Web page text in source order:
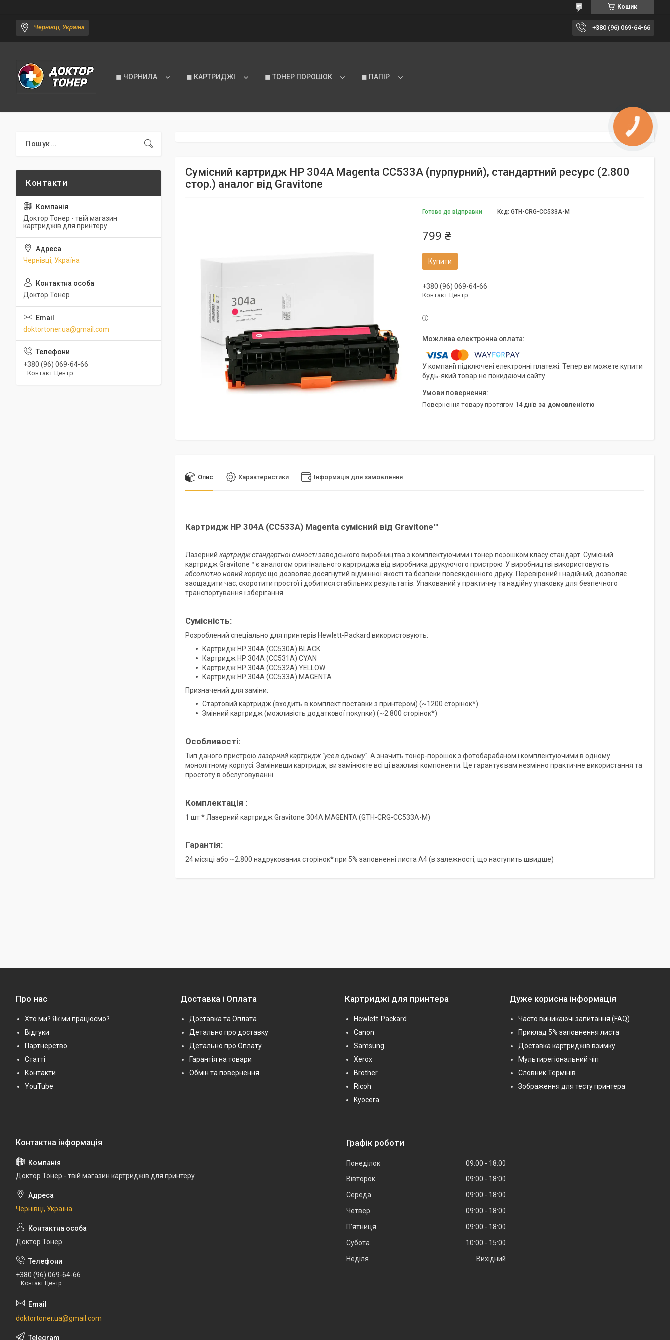
Кошик
Чернівці, Україна +380 (96) 069-64-66
◼ ЧОРНИЛА ◼ КАРТРИДЖІ ◼ ТОНЕР ПОРОШОК ◼ ПАПІР
Сумісний картридж HP 304A Magenta CC533A (пурпурний), стандартний ресурс (2.800
стор.) аналог від Gravitone
Готово до відправки Код: GTH-CRG-CC533A-M
799 ₴
Купити
+380 (96) 069-64-66
Контакт Центр
У компанії підключені електронні платежі. Тепер ви можете купити
будь-який товар не покидаючи сайту.
повернення товару протягом 14 днів за домовленістю
Опис Характеристики Інформація для замовлення
Картридж HP 304A (CC533A) Magenta сумісний від Gravitone™
Лазерний картридж стандартної ємностізаводського виробництва з комплектуючими і тонер порошком класу стандарт. Сумісний
картридж Gravitone™ є аналогом оригінального картриджа від виробника друкуючого пристрою. У виробництві використовують
абсолютно новий корпусщо дозволяє досягнутий відмінної якості та безпеки повсякденного друку. Перевірений і надійний, дозволяє
заощадити час, скоротити простої і добитися стабільних результатів. Упакований у практичну та надійну упаковку для безпечного
транспортування і зберігання.
Сумісність:
Розроблений спеціально для принтерів Hewlett-Packard використовують:
Картридж HP 304A (СС530А) BLACK
Картридж HP 304A (CC531A) СYAN
Картридж HP 304A (CC532A) YELLOW
Картридж HP 304A (CC533A) MAGENTA
Призначений для заміни:
Стартовий картридж (входить в комплект поставки з принтером) (~1200 сторінок*)
Змінний картридж (можливість додаткової покупки) (~2.800 сторінок*)
Особливості:
Тип даного пристрою лазерний картридж "усе в одному". А значить тонер-порошок з фотобарабаном і комплектуючими в одному
монолітному корпусі. Замінивши картридж, ви замінюєте всі ці важливі компоненти. Це гарантує вам незмінно практичне використання та
простоту в обслуговуванні.
Комплектація :
1 шт * Лазерний картридж Gravitone 304A MAGENTA (GTH-CRG-CC533A-M)
Гарантія:
24 місяці або ~2.800 надрукованих сторінок* при 5% заповненні листа А4 (в залежності, що наступить швидше)
Доктор Тонер - твій магазин
картриджів для принтеру
Чернівці, Україна
Доктор Тонер
doktortoner.ua@gmail.com
+380 (96) 069-64-66
Контакт Центр
Про нас
Хто ми? Як ми працюємо?
Відгуки
Партнерство
Статті
Контакти
YouTube
Доставка і Оплата
Доставка та Оплата
Детально про доставку
Детально про Оплату
Гарантія на товари
Обмін та повернення
Картриджі для принтера
Hewlett-Packard
Canon
Samsung
Xerox
Brother
Ricoh
Kyocera
Дуже корисна інформація
Часто виникаючі запитання (FAQ)
Приклад 5% заповнення листа
Доставка картриджів взимку
Мультирегіональний чіп
Словник Термінів
Зображення для тесту принтера
Доктор Тонер - твій магазин картриджів для принтеру
Чернівці, Україна
Доктор Тонер
+380 (96) 069-64-66
Контакт Центр
doktortoner.ua@gmail.com
Графік роботи
Понеділок 09:00
18:00
Вівторок
09:00
18:00
Середа
09:00
18:00
Четвер
09:00
18:00
Пʼятниця
09:00
18:00
Субота
10:00
15:00
Неділя
Вихідний